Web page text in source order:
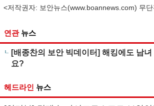
<저작권자: 보안뉴스(www.boannews.com) 무
연관 뉴스
[배종찬의 보안 빅데이터] 해킹에도 남
요?
헤드라인 뉴스